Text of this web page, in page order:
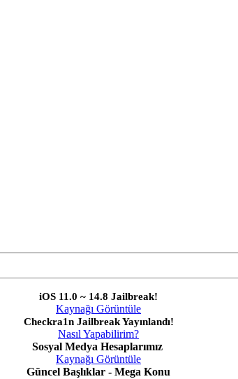
iOS 11.0 ~ 14.8 Jailbreak!
Kaynağı Görüntüle
Checkra1n Jailbreak Yayınlandı!
Nasıl Yapabilirim?
Sosyal Medya Hesaplarımız
Kaynağı Görüntüle
Güncel Başlıklar - Mega Konu